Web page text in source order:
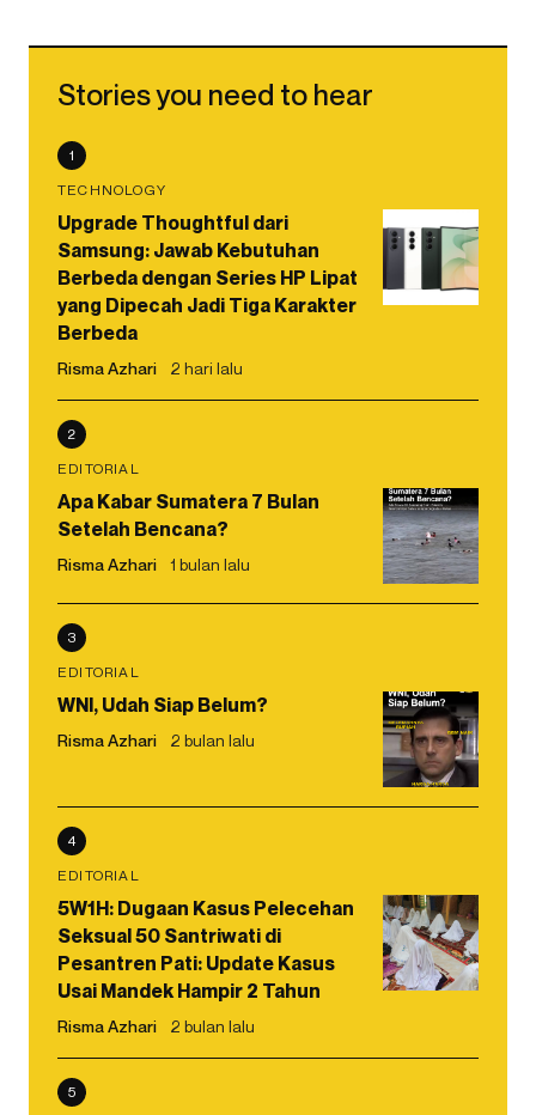
Stories you need to hear
1
TECHNOLOGY
Upgrade Thoughtful dari
Samsung: Jawab Kebutuhan
Berbeda dengan Series HP Lipat
yang Dipecah Jadi Tiga Karakter
Berbeda
Risma Azhari 2 hari lalu
2
EDITORIAL
Apa Kabar Sumatera 7 Bulan
Setelah Bencana?
Risma Azhari 1 bulan lalu
3
EDITORIAL
WNI, Udah Siap Belum?
Risma Azhari 2 bulan lalu
4
EDITORIAL
5W1H: Dugaan Kasus Pelecehan
Seksual 50 Santriwati di
Pesantren Pati: Update Kasus
Usai Mandek Hampir 2 Tahun
Risma Azhari 2 bulan lalu
5